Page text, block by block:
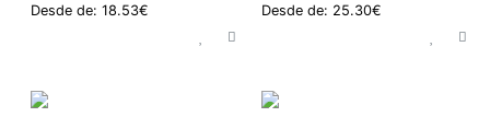
Desde de: 18.53€ Desde de: 25.30€